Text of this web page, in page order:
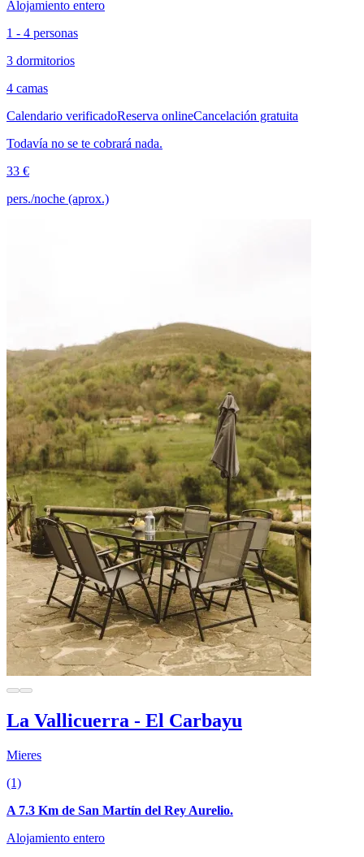
Alojamiento entero
1 - 4 personas
3 dormitorios
4 camas
Calendario verificadoReserva onlineCancelación gratuita
Todavía no se te cobrará nada.
33 €
pers./noche (aprox.)
La Vallicuerra - El Carbayu
Mieres
(1)
A 7.3 Km de San Martín del Rey Aurelio.
Alojamiento entero